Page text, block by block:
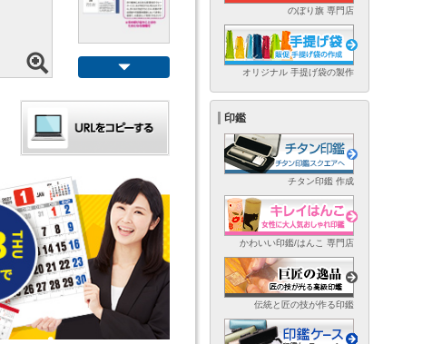
のぼり旗 専門店
オリジナル 手提げ袋の製作
印鑑
チタン印鑑 作成
かわいい印鑑/はんこ 専門店
伝統と匠の技が作る印鑑